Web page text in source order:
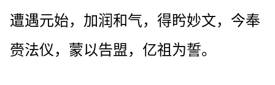
遭遇元始，加润和气，得盻妙文，今奉
赍法仪，蒙以告盟，亿祖为誓。